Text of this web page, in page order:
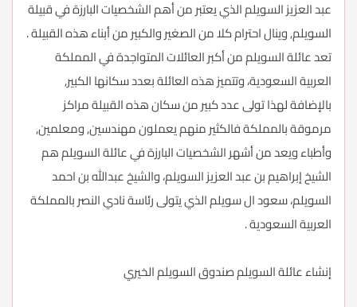
عبد العزيز السويلم الذي يعتبر من أهم الشخصيات البارزة في قبيلة
السويلم, وينال احترام كلا من الصغير والكبير من أبناء هذه القبيلة .
تعد عائلة السويلم من أكبر العائلات المتواجدة في المملكة
العربية السعودية، وتتميز هذه العائلة بعدد سكانها الكبير,
بالإضافة لهذا تولى عدد كبير من سكان هذه القبيلة مراكز
مرموقة بالمملكة فالكثير منهم يعملون مهندسين, ومعلمين,
وأطباء ويعد من أشهر الشخصيات البارزة في عائلة السويلم هم
الشيخ إبراهيم بن عبد العزيز السويلم، والشيخ عبدالله بن احمد
السويلم، سعود ال سويلم الذي يتولى رئاسة نادي النصر بالمملكة
العربية السعودية .
إنشاء عائلة السويلم صندوق السويلم الخيري